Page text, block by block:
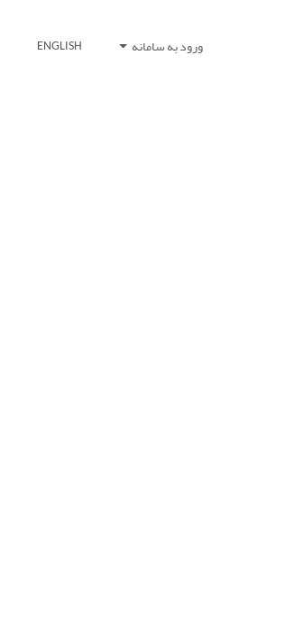
ورود به سامانه ENGLISH